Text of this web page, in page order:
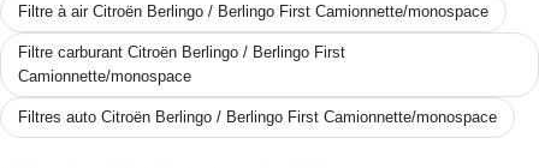
Filtre à air Citroën Berlingo / Berlingo First Camionnette/monospace
Filtre carburant Citroën Berlingo / Berlingo First
Camionnette/monospace
Filtres auto Citroën Berlingo / Berlingo First Camionnette/monospace